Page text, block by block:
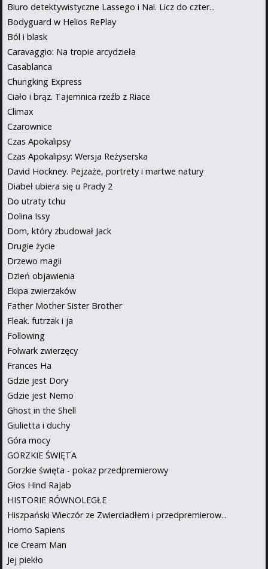
Biuro detektywistyczne Lassego i Nai. Licz do czter...
Bodyguard w Helios RePlay
Ból i blask
Caravaggio: Na tropie arcydzieła
Casablanca
Chungking Express
Ciało i brąz. Tajemnica rzeźb z Riace
Climax
Czarownice
Czas Apokalipsy
Czas Apokalipsy: Wersja Reżyserska
David Hockney. Pejzaże, portrety i martwe natury
Diabeł ubiera się u Prady 2
Do utraty tchu
Dolina Issy
Dom, który zbudował Jack
Drugie życie
Drzewo magii
Dzień objawienia
Ekipa zwierzaków
Father Mother Sister Brother
Fleak. futrzak i ja
Following
Folwark zwierzęcy
Frances Ha
Gdzie jest Dory
Gdzie jest Nemo
Ghost in the Shell
Giulietta i duchy
Góra mocy
GORZKIE ŚWIĘTA
Gorzkie święta - pokaz przedpremierowy
Głos Hind Rajab
HISTORIE RÓWNOLEGŁE
Hiszpański Wieczór ze Zwierciadłem i przedpremierow...
Homo Sapiens
Ice Cream Man
Jej piekło